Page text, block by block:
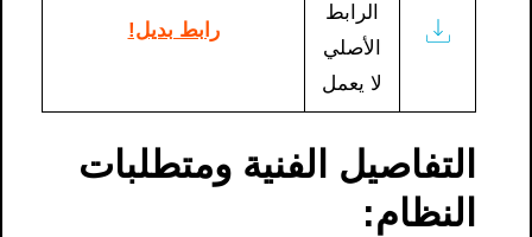
الرابط
الأصلي
لا يعمل
رابط بديل!
التفاصيل الفنية ومتطلبات
النظام: